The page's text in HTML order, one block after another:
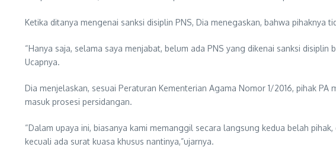
Ketika ditanya mengenai sanksi disiplin PNS, Dia menegaskan, bahwa pihaknya
“Hanya saja, selama saya menjabat, belum ada PNS yang dikenai sanksi
Ucapnya.
Dia menjelaskan, sesuai Peraturan Kementerian Agama Nomor 1/2016, pihak
masuk prosesi persidangan.
“Dalam upaya ini, biasanya kami memanggil secara langsung kedua belah
kecuali ada surat kuasa khusus nantinya,”ujarnya.